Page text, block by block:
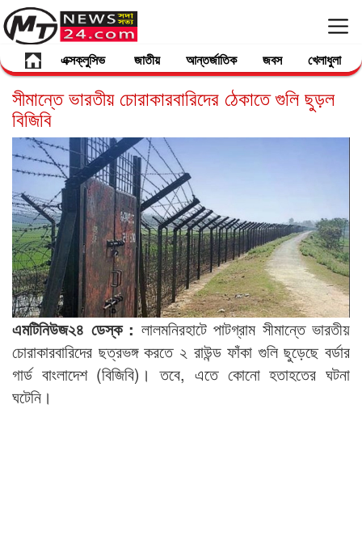
এক্সক্লুসিভ জাতীয় আন্তর্জাতিক জবস খেলাধুলা
সীমান্তে ভারতীয় চোরাকারবারিদের ঠেকাতে গুলি ছুড়ল
বিজিবি
এমটিনিউজ২৪ ডেস্ক : লালমনিরহাটে পাটগ্রাম সীমান্তে ভারতীয়
চোরাকারবারিদের ছত্রভঙ্গ করতে ২ রাউন্ড ফাঁকা গুলি ছুড়েছে বর্ডার
গার্ড বাংলাদেশ (বিজিবি)। তবে, এতে কোনো হতাহতের ঘটনা
ঘটেনি।